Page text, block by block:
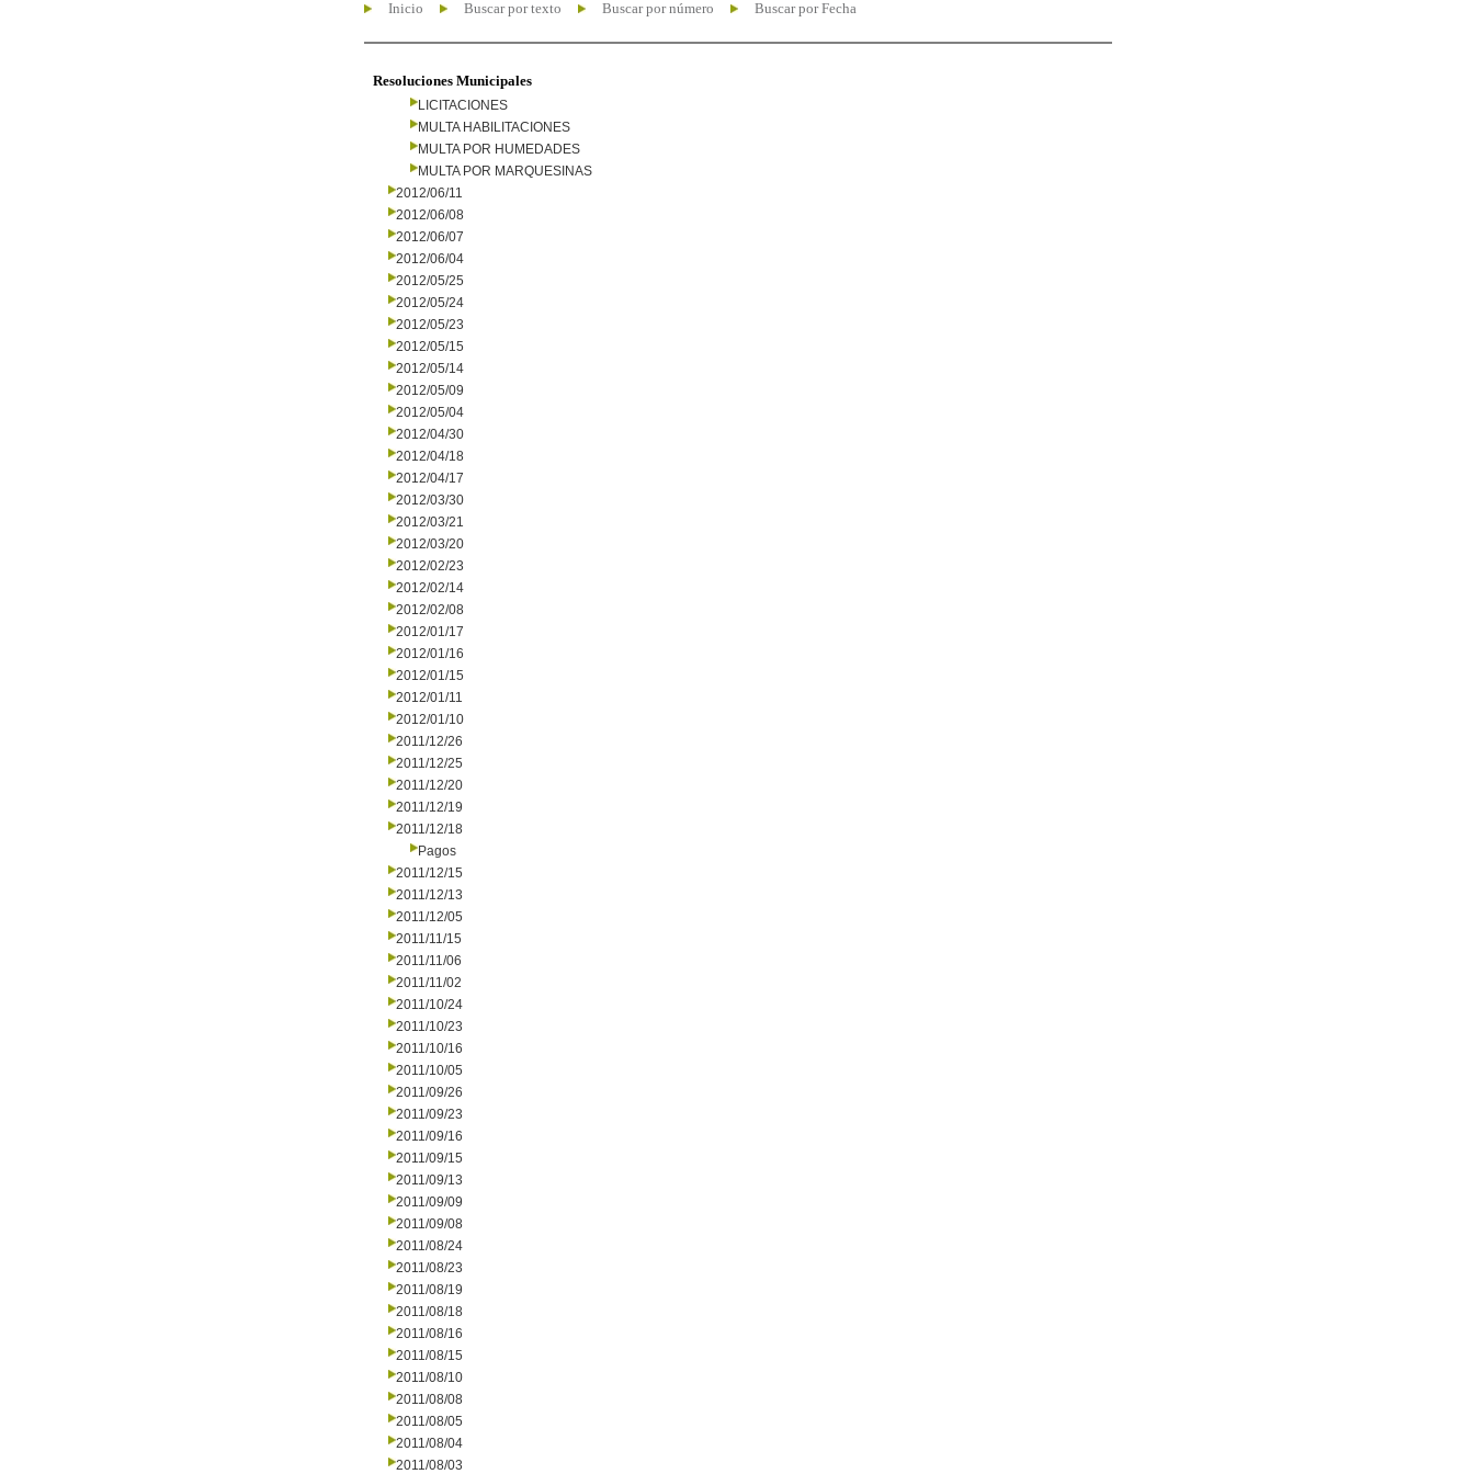
Inicio Buscar por texto Buscar por número Buscar por Fecha
Resoluciones Municipales
LICITACIONES
MULTA HABILITACIONES
MULTA POR HUMEDADES
MULTA POR MARQUESINAS
2012/06/11
2012/06/08
2012/06/07
2012/06/04
2012/05/25
2012/05/24
2012/05/23
2012/05/15
2012/05/14
2012/05/09
2012/05/04
2012/04/30
2012/04/18
2012/04/17
2012/03/30
2012/03/21
2012/03/20
2012/02/23
2012/02/14
2012/02/08
2012/01/17
2012/01/16
2012/01/15
2012/01/11
2012/01/10
2011/12/26
2011/12/25
2011/12/20
2011/12/19
2011/12/18
Pagos
2011/12/15
2011/12/13
2011/12/05
2011/11/15
2011/11/06
2011/11/02
2011/10/24
2011/10/23
2011/10/16
2011/10/05
2011/09/26
2011/09/23
2011/09/16
2011/09/15
2011/09/13
2011/09/09
2011/09/08
2011/08/24
2011/08/23
2011/08/19
2011/08/18
2011/08/16
2011/08/15
2011/08/10
2011/08/08
2011/08/05
2011/08/04
2011/08/03